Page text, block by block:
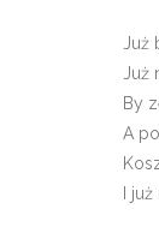
Już
Już
By
A
I